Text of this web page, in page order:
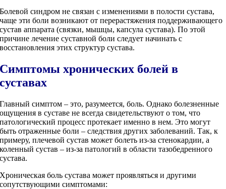
Болевой синдром не связан с изменениями в полости сустава,
чаще эти боли возникают от перерастяжения поддерживающего
сустав аппарата (связки, мышцы, капсула сустава). По этой
причине лечение суставной боли следует начинать с
восстановления этих структур сустава.
Симптомы хронических болей в
суставах
Главный симптом – это, разумеется, боль. Однако болезненные
ощущения в суставе не всегда свидетельствуют о том, что
патологический процесс протекает именно в нем. Это могут
быть отраженные боли – следствия других заболеваний. Так, к
примеру, плечевой сустав может болеть из-за стенокардии, а
коленный сустав – из-за патологий в области тазобедренного
сустава.
Хроническая боль сустава может проявляться и другими
сопутствующими симптомами: